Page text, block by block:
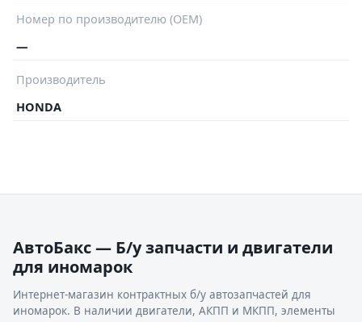
Номер по производителю (OEM)
—
Производитель
HONDA
АвтоБакс — Б/у запчасти и двигатели
для иномарок
Интернет-магазин контрактных б/у автозапчастей для
иномарок. В наличии двигатели, АКПП и МКПП, элементы